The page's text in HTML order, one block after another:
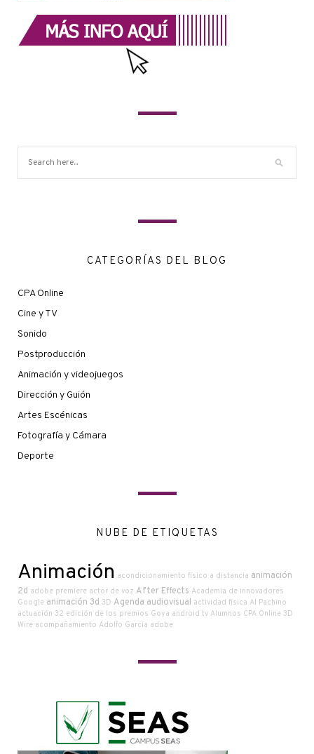
CATEGORÍAS DEL BLOG
CPA Online
Cine y TV
Sonido
Postproducción
Animación y videojuegos
Dirección y Guión
Artes Escénicas
Fotografía y Cámara
Deporte
NUBE DE ETIQUETAS
Animación acondicionamiento físico a distancia animación
2d adobe premiere actor de voz After Effects Academia de innovadores
Google animación 3d 3D Agenda audiovisual actividad física Al Pachino
actuación 32 edición de los premios Goya android tv Alumnos CPA Online 3D
Wire acompañamiento Adolfo García adobe